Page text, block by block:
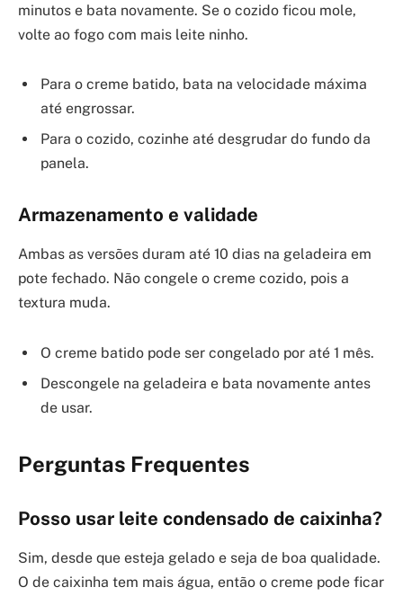
minutos e bata novamente. Se o cozido ficou mole,
volte ao fogo com mais leite ninho.
Para o creme batido, bata na velocidade máxima
até engrossar.
Para o cozido, cozinhe até desgrudar do fundo da
panela.
Armazenamento e validade
Ambas as versões duram até 10 dias na geladeira em
pote fechado. Não congele o creme cozido, pois a
textura muda.
O creme batido pode ser congelado por até 1 mês.
Descongele na geladeira e bata novamente antes
de usar.
Perguntas Frequentes
Posso usar leite condensado de caixinha?
Sim, desde que esteja gelado e seja de boa qualidade.
O de caixinha tem mais água, então o creme pode ficar